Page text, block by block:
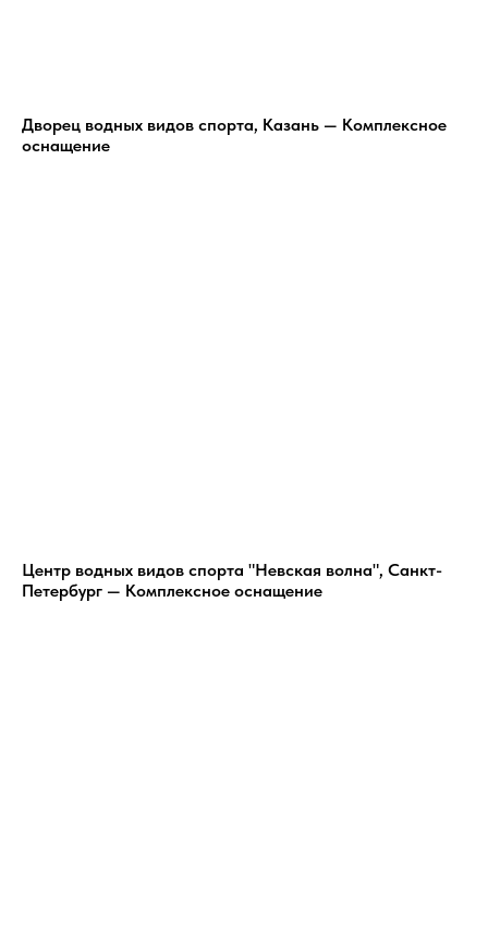
Дворец водных видов спорта, Казань — Комплексное
оснащение
Центр водных видов спорта "Невская волна", Санкт-
Петербург — Комплексное оснащение